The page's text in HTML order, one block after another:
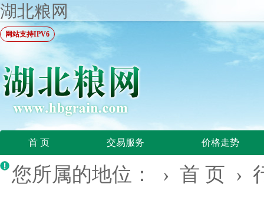
湖北粮网
网站支持IPV6
首 页 交易服务 价格走势
您所属的地位： › 首 页 ›